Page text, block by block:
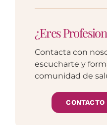
¿Eres
Contacta con
escucharte y
comunidad de
CONTACTO